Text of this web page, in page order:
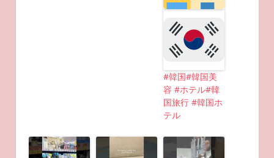
#韓国#韓国美
容 #ホテル#韓
国旅行 #韓国ホ
テル